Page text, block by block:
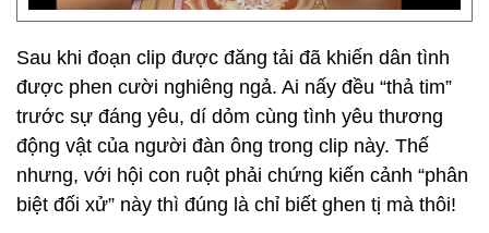
Sau khi đoạn clip được đăng tải đã khiến dân tình
được phen cười nghiêng ngả. Ai nấy đều “thả tim”
trước sự đáng yêu, dí dỏm cùng tình yêu thương
động vật của người đàn ông trong clip này. Thế
nhưng, với hội con ruột phải chứng kiến cảnh “phân
biệt đối xử” này thì đúng là chỉ biết ghen tị mà thôi!